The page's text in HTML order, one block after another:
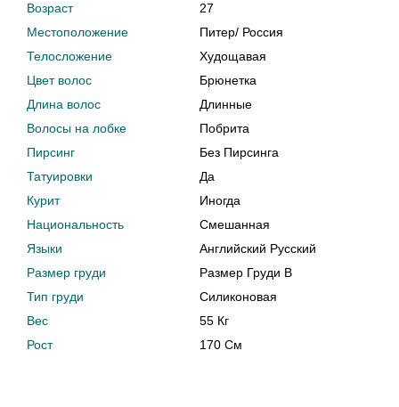
Возраст
27
Местоположение
Питер/ Россия
Телосложение
Худощавая
Цвет волос
Брюнетка
Длина волос
Длинные
Волосы на лобке
Побрита
Пирсинг
Без Пирсинга
Татуировки
Да
Курит
Иногда
Национальность
Смешанная
Языки
Английский Русский
Размер груди
Размер Груди B
Тип груди
Силиконовая
Вес
55 Кг
Рост
170 См